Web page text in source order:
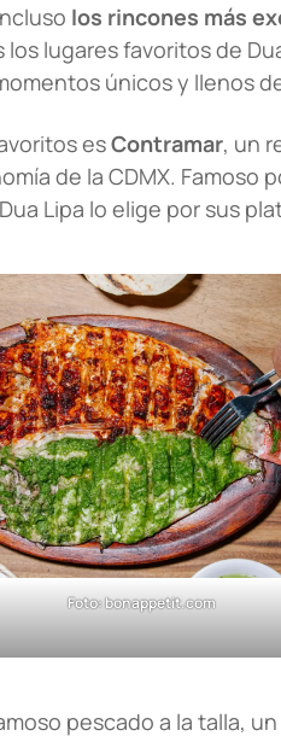
los rincones más
lugares favoritos de
únicos y llenos
esContramar, un
de la CDMX.
Lipa lo elige por sus
Foto: bonappetit.com
pescado a la talla,